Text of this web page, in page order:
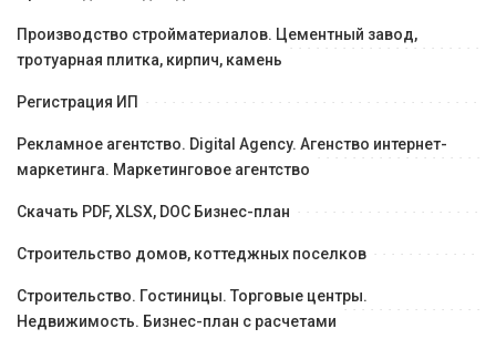
Производство стройматериалов. Цементный завод,
тротуарная плитка, кирпич, камень
Регистрация ИП
Рекламное агентство. Digital Agency. Агенство интернет-
маркетинга. Маркетинговое агентство
Скачать PDF, XLSX, DOC Бизнес-план
Строительство домов, коттеджных поселков
Строительство. Гостиницы. Торговые центры.
Недвижимость. Бизнес-план с расчетами